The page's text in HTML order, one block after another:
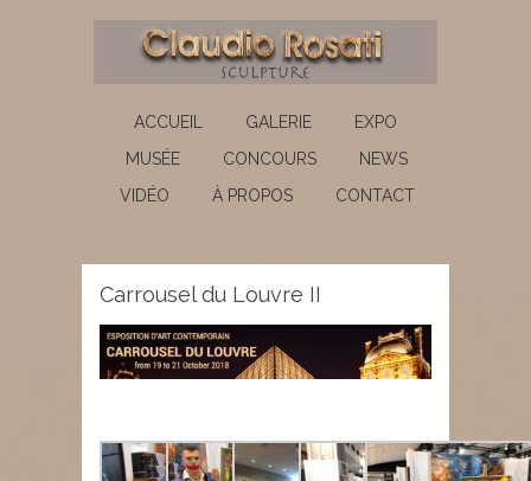
ACCUEIL GALERIE
EXPO
MUSÉE
CONCOURS
NEWS
VIDÉO
À PROPOS CONTACT
Carrousel du Louvre II